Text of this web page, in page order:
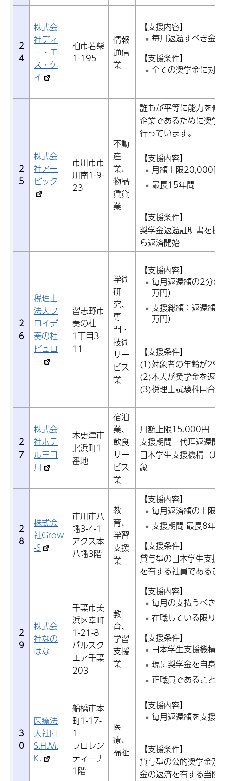
2
4
株式会
社ディ
ー・エ
ス・ケ
イ
柏市若柴
1-195
情報
通信
業
【支援内容】
毎月返還すべき金
【支援条件】
全ての奨学金に対
2
5
株式会
社アー
ビック
市川市市
川南1-9-
23
不動
産
業、
物品
賃貸
業
誰もが平等に能力を伸
企業であるために奨学
行っています。
【支援内容】
月額上限20,000円
最長15年間
【支援条件】
奨学金返還証明書を提
ら返済開始
2
6
税理士
法人フ
ロイデ
奏の杜
ビュロ
ー
習志野市
奏の杜
1丁目3-
11
学術
研
究、
専
門・
技術
サー
ビス
業
【支援内容】
毎月返還額の2分
万円）
支援総額：返還額
万円）
【支援条件】
(1)対象者の年齢が29
(2)本人が奨学金を返
(3)税理士試験科目合
2
7
株式会
社ホテ
ル三日
月
木更津市
北浜町1
番地
宿泊
業、
飲食
サー
ビス
業
月額上限15,000円
支援期間 代理返還開
日本学生支援機構（
象
2
8
株式会
社Grow
-S
市川市八
幡3-4-1
アクス本
八幡3階
教
育、
学習
支援
業
【支援内容】
毎月返済額の上限
支援期間 最長8年間
【支援条件】
貸与型の日本学生支援
を有する社員であるこ
2
9
株式会
社なの
はな
千葉市美
浜区幸町
1-21-8
パルスク
エア千葉
203
教
育、
学習
支援
業
【支援内容】
毎月の支払うべき
在職している限り
【支援条件】
日本学生支援機構
現に奨学金を自身
正職員であること
3
0
医療法
人社団
S.H.M.
K.
船橋市本
町1-17-
1
フロレン
ティーナ
1階
医
療、
福祉
【支援内容】
毎月返還額を支援
【支援条件】
貸与型の公的奨学金及
金の返済を有する当院